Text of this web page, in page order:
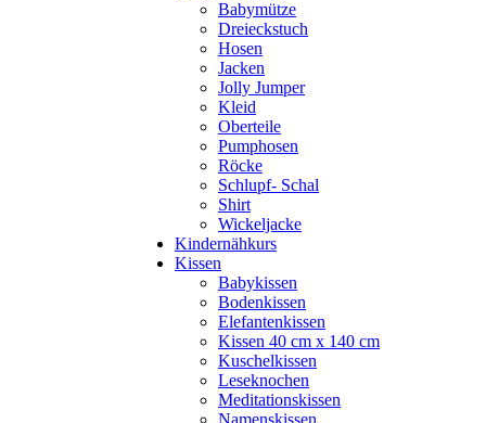
Babymütze
Dreieckstuch
Hosen
Jacken
Jolly Jumper
Kleid
Oberteile
Pumphosen
Röcke
Schlupf- Schal
Shirt
Wickeljacke
Kindernähkurs
Kissen
Babykissen
Bodenkissen
Elefantenkissen
Kissen 40 cm x 140 cm
Kuschelkissen
Leseknochen
Meditationskissen
Namenskissen